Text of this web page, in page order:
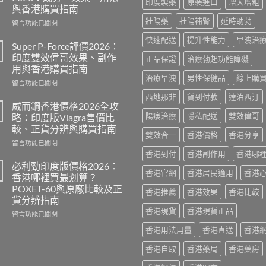
與香港購買指南
在
春
糖
B
群
Candy
效
2026：
成
分、
效
用
法
與
香
港
購
留言功能已關閉
Super P-Force評價2026：
印度雙效偉哥效果、副作
用與香港購買指南
在
P-
Force
評
價
2026：
度
雙
效
偉
哥
效
留言功能已關閉
威而鋼香港價格2026全攻
略：印度版Viagra售價比
較、正貨分辨與購買指南
在
而
鋼
香
港
價
格
留言功能已關閉
必利勁印度版價格2026：
香港哪裡買最划算？
POXET-60與原廠比較及正
貨分辨指南
在
留言功能已關閉
印度製藥
原裝進口
增大增粗
壯陽藥
壯陽補腎
延時助勃
快速配送
提升性能力
早洩治療
正品保證
治療勃起功能障礙
治療早洩
男性保健品
線上購買
西地那非
貨到付款
達泊西汀
陽痿治療
隱私配送
雙效偉哥
雙效合一
香港價格
香港分享
香港到付
香港副作用
香港哪
香港官網
香港居民適用
香港
香港推薦
香港效果
香港比較
香港現貨
香港現貨正品
香港用法用量
香港直送
香港
香港自取
香港藥局
香港藥房